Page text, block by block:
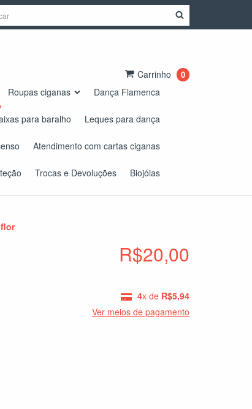
Carrinho 0
Roupas ciganas Dança Flamenca
para baralho Leques para dança
Atendimento com cartas ciganas
Trocas e Devoluções Biojóias
R$20,00
4x de R$5,94
Ver meios de pagamento